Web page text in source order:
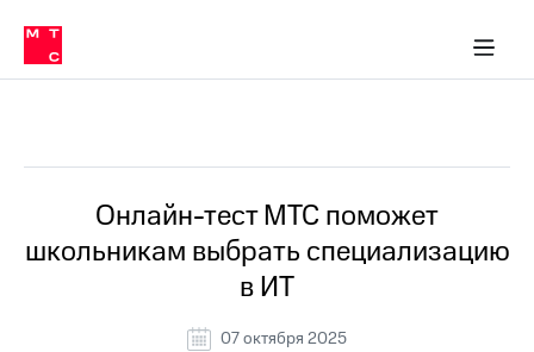
Медиа-центр
и акционерам
Устойчивое развитие
Комплаенс и деловая этика
компании
Карьера
История
компании
в МТС
Пресс-
релизы
Онлайн-тест МТС поможет
школьникам выбрать специализацию
в ИТ
07 октября 2025